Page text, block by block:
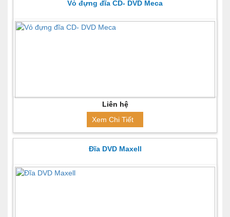
Vỏ đựng đĩa CD- DVD Meca
Liên hệ
Xem Chi Tiết
Đĩa DVD Maxell